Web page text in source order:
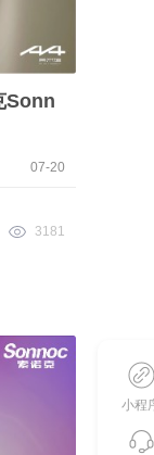
Sonn
07-20
3181
小程